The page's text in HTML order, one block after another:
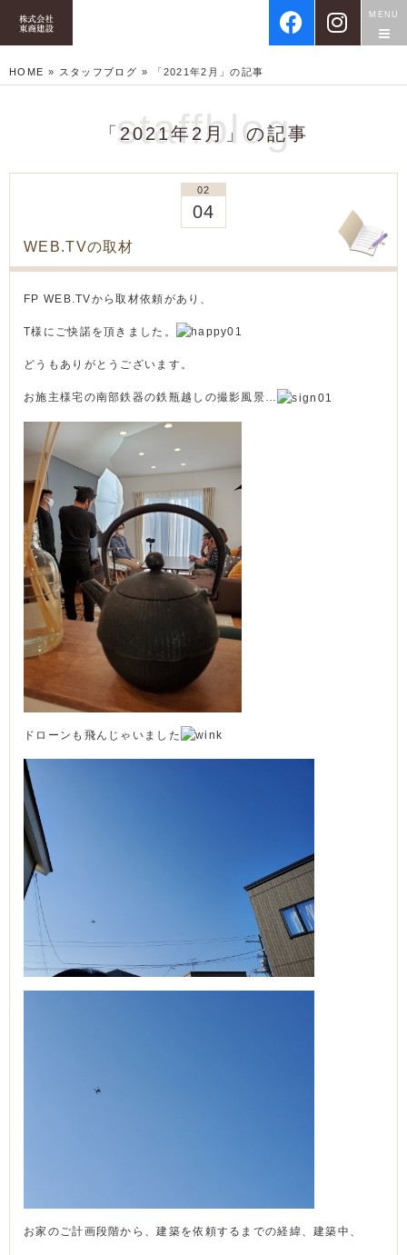
MENU
HOME » スタッフブログ » 「2021年2月」の記事
「2021年2月」の記事
staffblog
02
04
WEB.TVの取材
FP WEB.TVから取材依頼があり、
T様にご快諾を頂きました。
どうもありがとうございます。
お施主様宅の南部鉄器の鉄瓶越しの撮影風景…
ドローンも飛んじゃいました
お家のご計画段階から、建築を依頼するまでの経緯、建築中、